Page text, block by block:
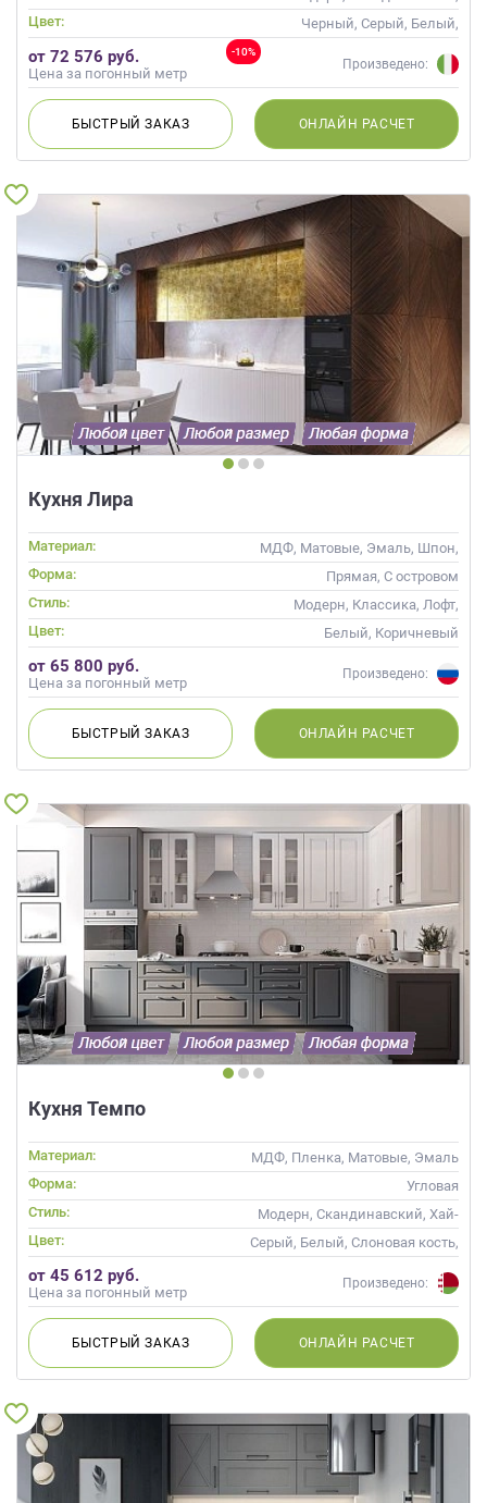
Неоклассика, Современные
Цвет:
Черный, Серый, Белый,
Слоновая кость, Кремовый
-10%
от 72 576 руб.
Цена за погонный метр
Произведено:
БЫСТРЫЙЗАКАЗ ОНЛАЙН РАСЧЕТ
Кухня Лира
Материал:
МДФ, Матовые, Эмаль, Шпон,
Глянцевые
Форма:
Прямая, С островом
Стиль:
Модерн, Классика, Лофт,
Скандинавский, Неоклассика,
Современные
Цвет: Белый, Коричневый
от 65 800 руб.
Цена за погонный метр
Произведено:
БЫСТРЫЙЗАКАЗ ОНЛАЙН РАСЧЕТ
Кухня Темпо
Материал:
МДФ, Пленка, Матовые, Эмаль
Форма:
Угловая
Стиль:
Модерн, Скандинавский, Хай-
тек, Неоклассика,
Современные
Цвет:
Серый, Белый, Слоновая кость,
Белый верх темный низ
от 45 612 руб.
Цена за погонный метр
Произведено:
БЫСТРЫЙЗАКАЗ ОНЛАЙН РАСЧЕТ